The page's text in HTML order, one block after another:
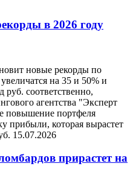
в 2026 году
новые рекорды по
на 35 и 50% и
руб. соответственно,
агентства "Эксперт
повышение портфеля
прибыли, которая вырастет
15.07.2026
прирастет на